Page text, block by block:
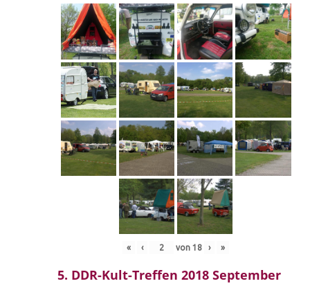
« ‹ von 18 › »
5. DDR-Kult-Treffen 2018 September